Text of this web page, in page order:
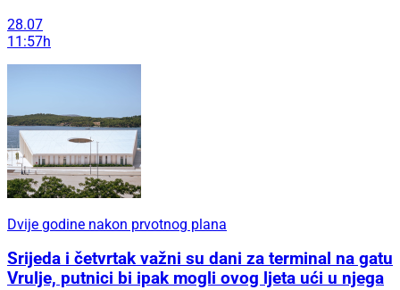
28.07
11:57h
Dvije godine nakon prvotnog plana
Srijeda i četvrtak važni su dani za terminal na gatu
Vrulje, putnici bi ipak mogli ovog ljeta ući u njega